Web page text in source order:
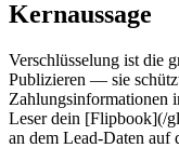
Kernaussage
Verschlüsselung ist die
Publizieren — sie
Zahlungsinformationen
Leser dein [Flipbook](/
an dem Lead-Daten auf